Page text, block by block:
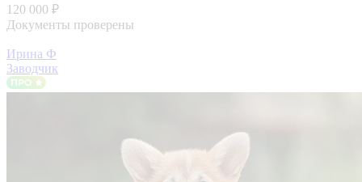
120 000 ₽
Документы проверены
Ирина Ф
Заводчик